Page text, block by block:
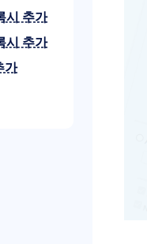
시 추가
시 추가
가